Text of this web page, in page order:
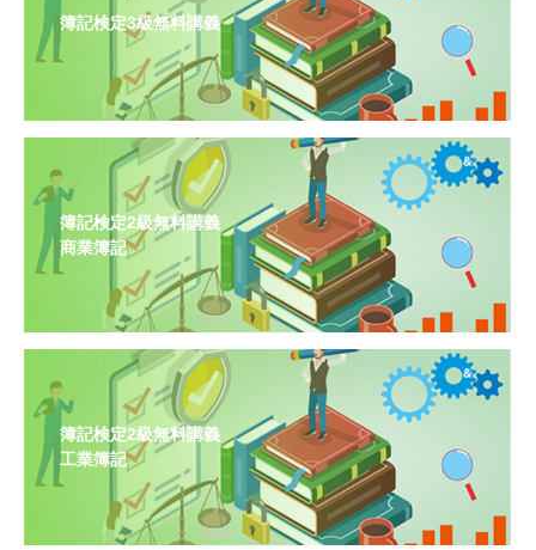
簿記検定3級無料講義
簿記検定2級無料講義
商業簿記
簿記検定2級無料講義
工業簿記